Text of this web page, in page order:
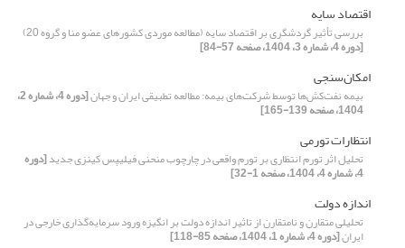
اقتصاد سایه
بررسی تأثیر گردشگری بر اقتصاد سایه (مطالعه موردی کشورهای عضو منا و گروه 20)
[دوره 4، شماره 3، 1404، صفحه 57-84]
امکان‌سنجی
بیمه نفت‌‌کش‌‌ها توسط شرکت‌‌های بیمه: مطالعه تطبیقی ایران و جهان [دوره 4، شماره 2،
1404، صفحه 139-165]
انتظارات تورمی
تحلیل اثر تورم انتظاری بر تورم واقعی در چارچوب منحنی فیلیپس کینزی جدید[دوره
4، شماره 4، 1404، صفحه 1-32]
اندازه دولت
تحلیلی متقارن و نامتقارن از تاثیر اندازه دولت بر انگیزه‌ ورود سرمایه‌گذاری خارجی در
ایران[دوره 4، شماره 1، 1404، صفحه 85-118]